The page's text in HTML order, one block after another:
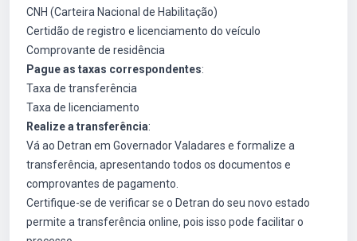
CNH (Carteira Nacional de Habilitação)
Certidão de registro e licenciamento do veículo
Comprovante de residência
Pague as taxas correspondentes:
Taxa de transferência
Taxa de licenciamento
Realize a transferência:
Vá ao Detran em Governador Valadares e formalize a
transferência, apresentando todos os documentos e
comprovantes de pagamento.
Certifique-se de verificar se o Detran do seu novo estado
permite a transferência online, pois isso pode facilitar o